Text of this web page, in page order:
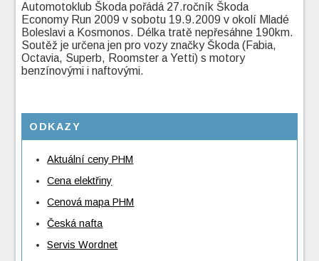
Automotoklub Škoda pořádá 27.ročník Škoda
Economy Run 2009 v sobotu 19.9.2009 v okolí Mladé
Boleslavi a Kosmonos. Délka tratě nepřesáhne 190km.
Soutěž je určena jen pro vozy značky Škoda (Fabia,
Octavia, Superb, Roomster a Yetti) s motory
benzínovými i naftovými.
ODKAZY
Aktuální ceny PHM
Cena elektřiny
Cenová mapa PHM
Česká nafta
Servis Wordnet